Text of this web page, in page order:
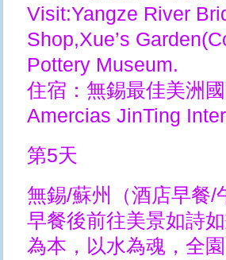
Visit:Yangze River
Shop,Xue’s
Pottery Museum.
住宿：無錫最佳美洲
Amercias JinTing
第5天
無錫/蘇州（酒店早餐/
早餐後前往美景如詩
為本，以水為魂，全